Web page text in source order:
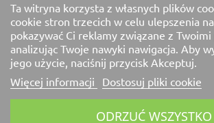
Ta witryna korzysta z własnych plików
cookie stron trzecich w celu ulepszenia
pokazywać Ci reklamy związane z
analizując Twoje nawyki nawigacja. Aby
jego użycie, naciśnij przycisk Akceptuj.
Więcej informacji
Dostosuj pliki cookie
ODRZUĆ WSZYSTKO